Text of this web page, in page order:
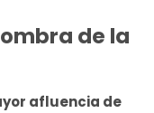
de la
afluencia de